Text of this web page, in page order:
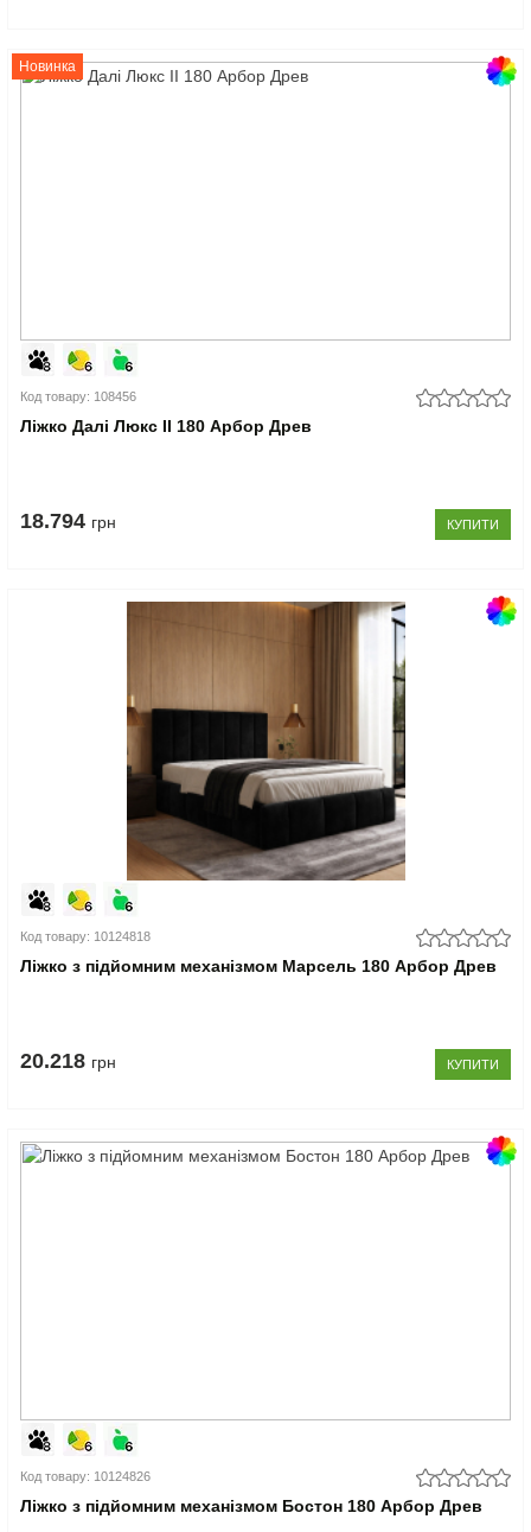
Новинка
Код товару: 108456
Ліжко Далі Люкс II 180 Арбор Древ
18.794 грн КУПИТИ
Код товару: 10124818
Ліжко з підйомним механізмом Марсель 180 Арбор Древ
20.218 грн КУПИТИ
Код товару: 10124826
Ліжко з підйомним механізмом Бостон 180 Арбор Древ